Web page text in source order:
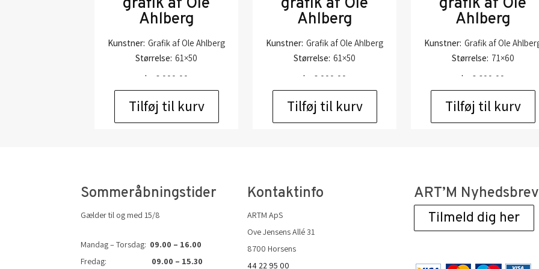
Ahlberg
Kunstner: Grafik af Ole Ahlberg
Størrelse: 61×50
kr. 6.000,00
Tilføj til kurv
Ahlberg
Kunstner: Grafik af Ole Ahlberg
Størrelse: 61×50
kr. 6.000,00
Tilføj til kurv
Ahlberg
Kunstner: Grafik af Ole
Størrelse: 71×60
kr. 6.600,00
Tilføj til kurv
Sommeråbningstider
Gælder til og med 15/8
Mandag – Torsdag: 09.00 – 16.00
Fredag: 09.00 – 15.30
Kontaktinfo
ARTM ApS
Ove Jensens Allé 31
8700 Horsens
44 22 95 00
ART’M Nyhedsbrev
Tilmeld dig her